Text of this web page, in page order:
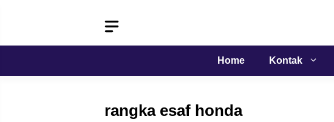
Home Kontak
rangka esaf honda